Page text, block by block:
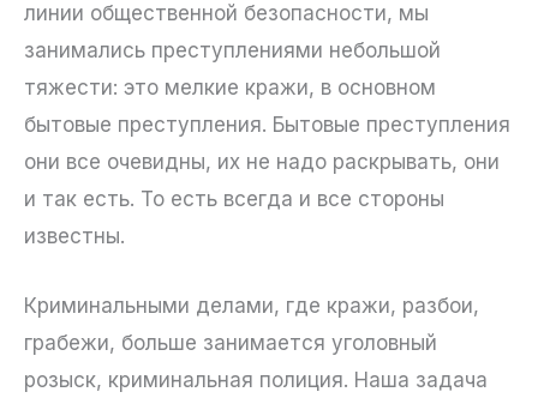
линии общественной безопасности, мы
занимались преступлениями небольшой
тяжести: это мелкие кражи, в основном
бытовые преступления. Бытовые преступления
они все очевидны, их не надо раскрывать, они
и так есть. То есть всегда и все стороны
известны.
Криминальными делами, где кражи, разбои,
грабежи, больше занимается уголовный
розыск, криминальная полиция. Наша задача